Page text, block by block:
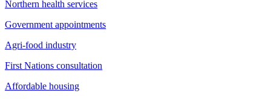
Northern health services
Government appointments
Agri-food industry
First Nations consultation
Affordable housing